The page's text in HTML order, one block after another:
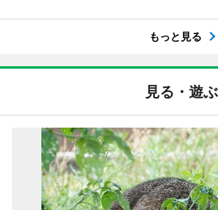
もっと見る
見る・遊ぶ